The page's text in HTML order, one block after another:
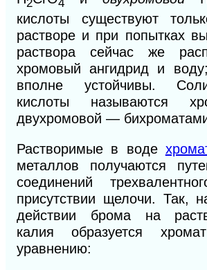
2 4
кислоты существуют
растворе и при попытках
раствора сейчас же
хромовый ангидрид и
вполне устойчивы.
кислоты называются
двухромовой —
Растворимые в воде
металлов получаются
соединений
присутствии щелочи. Так,
действии брома на
калия образуется
уравнению: